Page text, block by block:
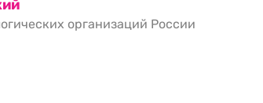
организаций России